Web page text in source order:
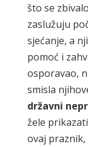
što se
zaslužuju
sjećanje, a
pomoć i
osporavao,
smisla
državni
žele
ovaj